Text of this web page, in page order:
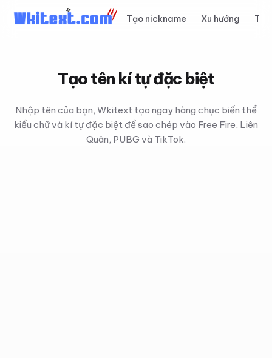
Tạo nickname Xu hướng
Tạo tên kí tự đặc biệt
Nhập tên của bạn, Wkitext tạo ngay hàng chục biến thể
kiểu chữ và kí tự đặc biệt để sao chép vào Free Fire, Liên
Quân, PUBG và TikTok.